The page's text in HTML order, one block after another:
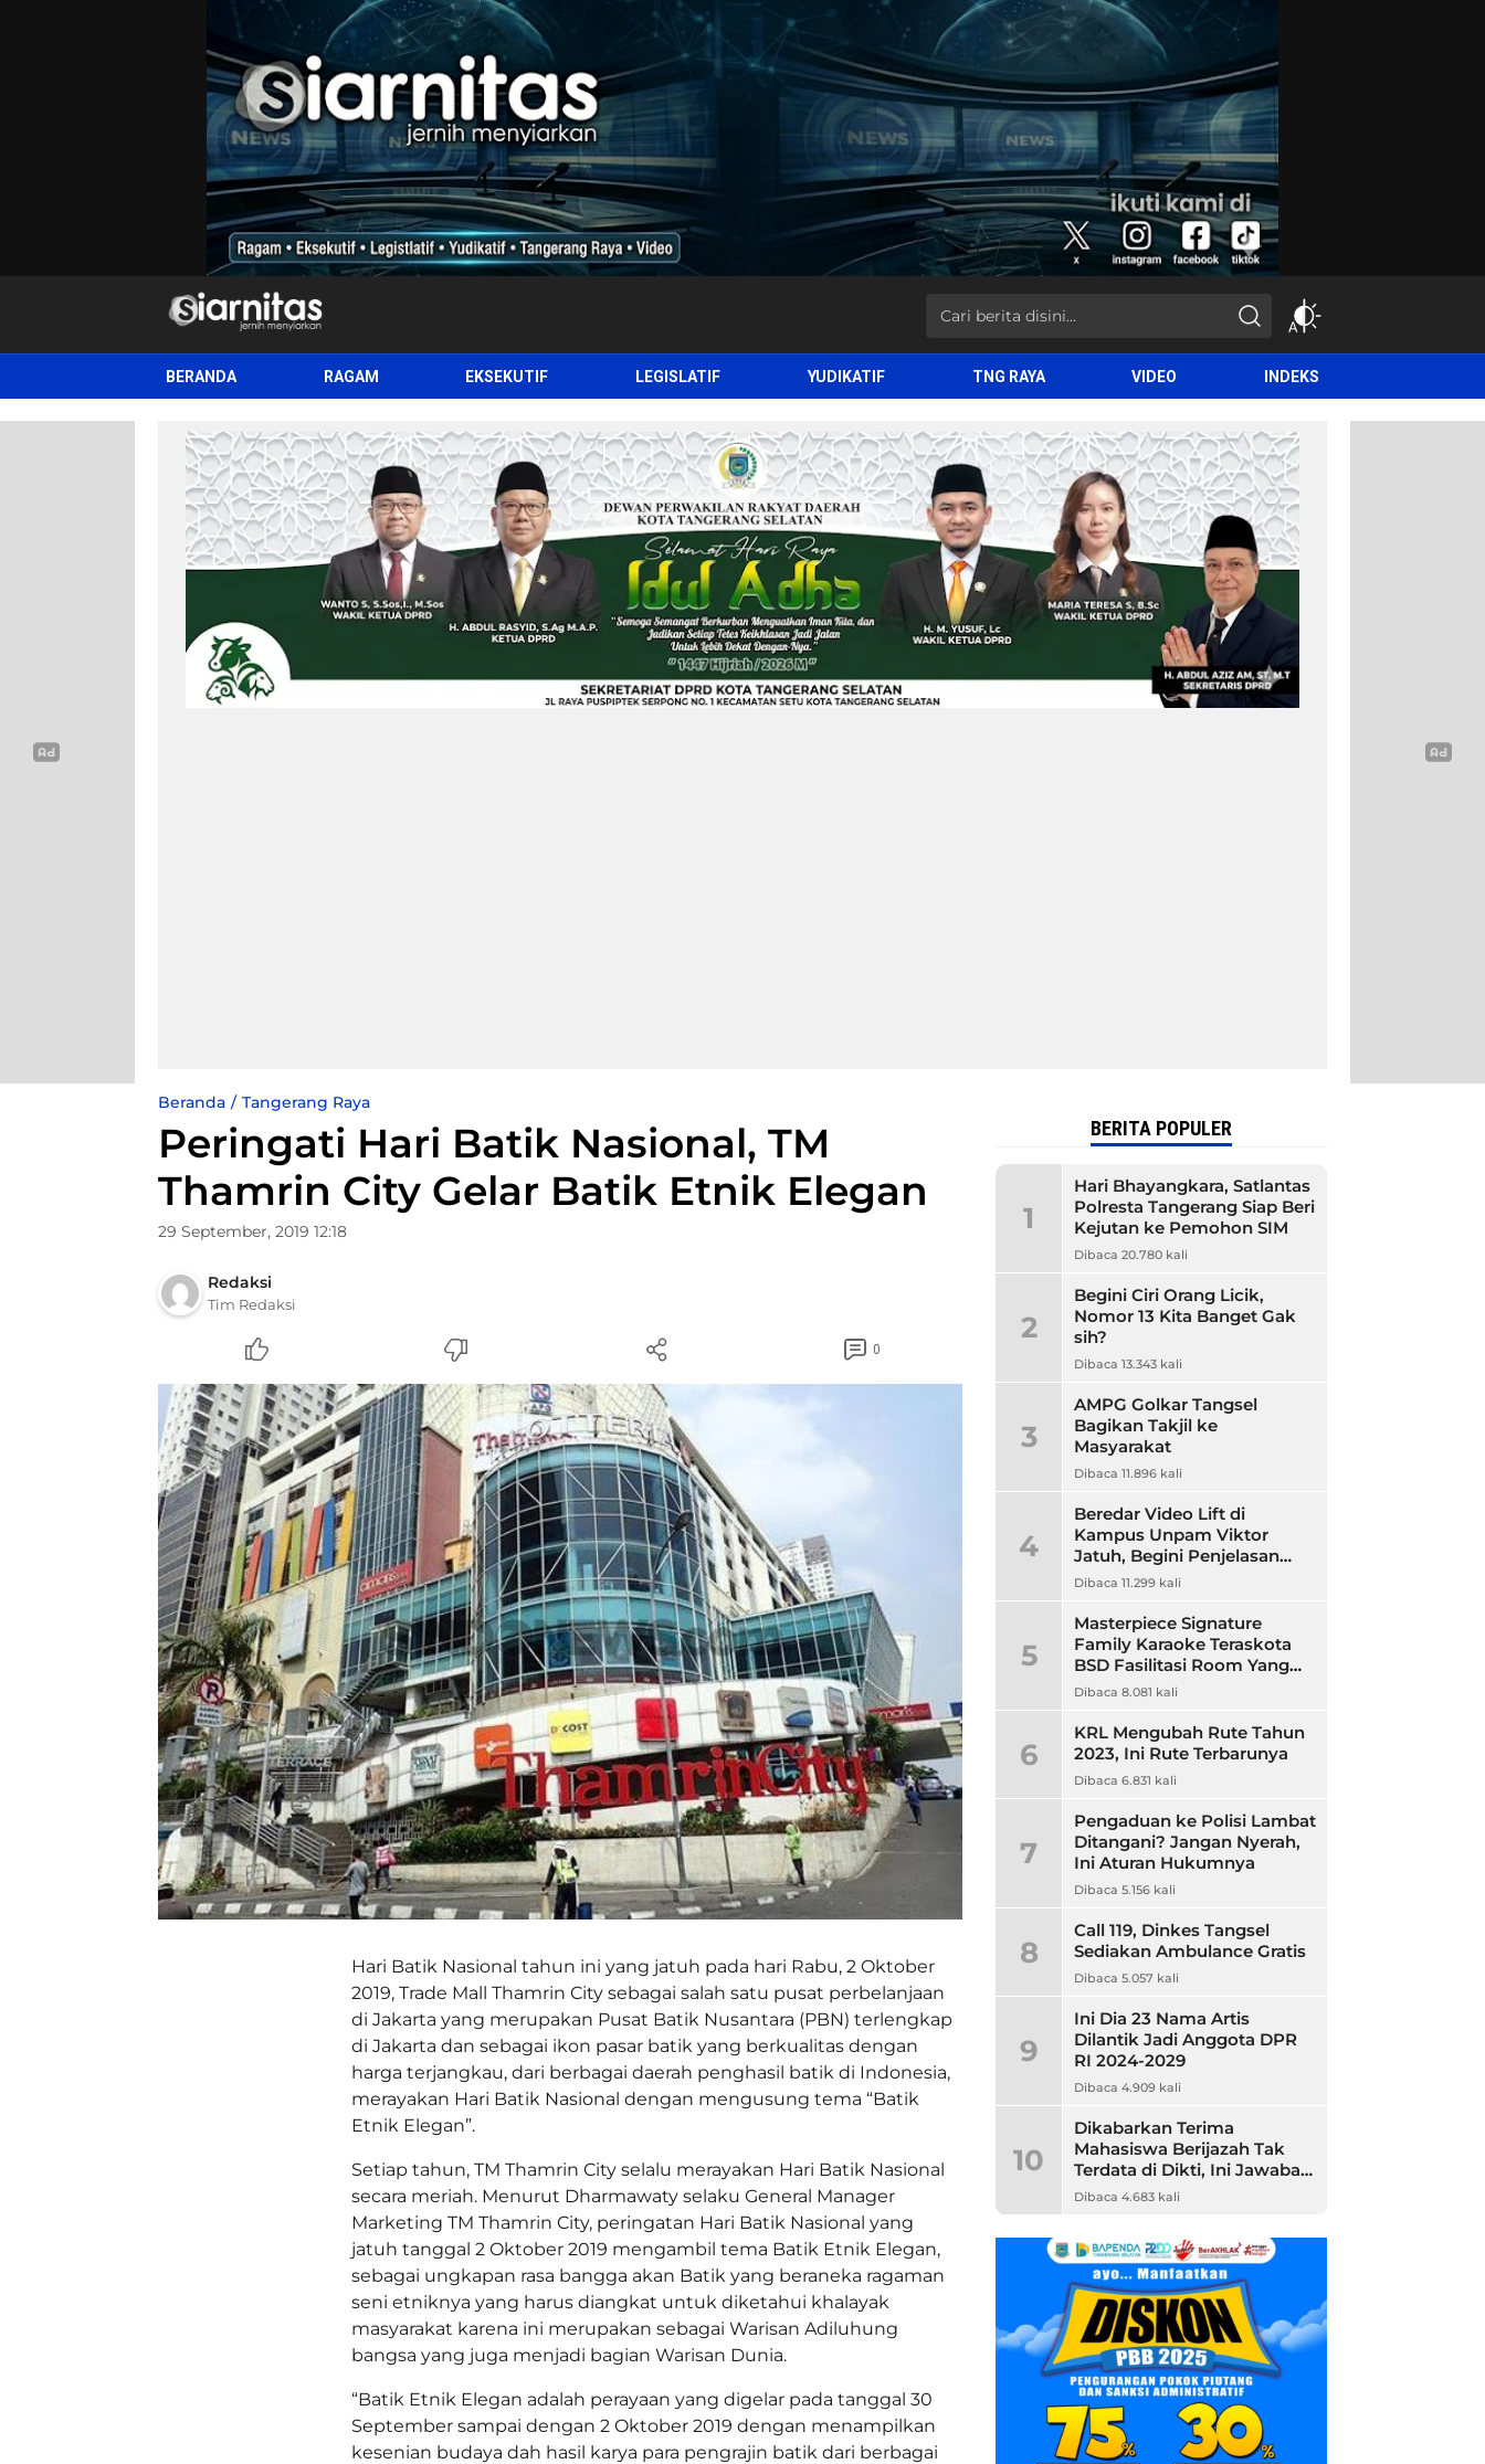
siarnitas
Jernih Menyiarkan
BERANDA RAGAM EKSEKUTIF LEGISLATIF YUDIKATIF TNG RAYA VIDEO INDEKS
Beranda Tangerang Raya
Peringati Hari Batik Nasional, TM
Thamrin City Gelar Batik Etnik Elegan
29 September, 2019 12:18
Redaksi
Tim Redaksi
0
Hari Batik Nasional tahun ini yang jatuh pada hari Rabu, 2 Oktober
2019, Trade Mall Thamrin City sebagai salah satu pusat perbelanjaan
di Jakarta yang merupakan Pusat Batik Nusantara (PBN) terlengkap
di Jakarta dan sebagai ikon pasar batik yang berkualitas dengan
harga terjangkau, dari berbagai daerah penghasil batik di Indonesia,
merayakan Hari Batik Nasional dengan mengusung tema “Batik
Etnik Elegan”.
Setiap tahun, TM Thamrin City selalu merayakan Hari Batik Nasional
secara meriah. Menurut Dharmawaty selaku General Manager
Marketing TM Thamrin City, peringatan Hari Batik Nasional yang
jatuh tanggal 2 Oktober 2019 mengambil tema Batik Etnik Elegan,
sebagai ungkapan rasa bangga akan Batik yang beraneka ragaman
seni etniknya yang harus diangkat untuk diketahui khalayak
masyarakat karena ini merupakan sebagai Warisan Adiluhung
bangsa yang juga menjadi bagian Warisan Dunia.
“Batik Etnik Elegan adalah perayaan yang digelar pada tanggal 30
September sampai dengan 2 Oktober 2019 dengan menampilkan
kesenian budaya dah hasil karya para pengrajin batik dari berbagai
BERITA POPULER
1
Hari Bhayangkara, Satlantas
Polresta Tangerang Siap Beri
Kejutan ke Pemohon SIM
Dibaca 20.780 kali
2
Begini Ciri Orang Licik,
Nomor 13 Kita Banget Gak
sih?
Dibaca 13.343 kali
3
AMPG Golkar Tangsel
Bagikan Takjil ke
Masyarakat
Dibaca 11.896 kali
4
Beredar Video Lift di
Kampus Unpam Viktor
Jatuh, Begini Penjelasan
Rektor Unpam
Dibaca 11.299 kali
5
Masterpiece Signature
Family Karaoke Teraskota
BSD Fasilitasi Room Yang
Nyaman dan Harga
Dibaca 8.081 kali
6
KRL Mengubah Rute Tahun
2023, Ini Rute Terbarunya
Dibaca 6.831 kali
7
Pengaduan ke Polisi Lambat
Ditangani? Jangan Nyerah,
Ini Aturan Hukumnya
Dibaca 5.156 kali
8
Call 119, Dinkes Tangsel
Sediakan Ambulance Gratis
Dibaca 5.057 kali
9
Ini Dia 23 Nama Artis
Dilantik Jadi Anggota DPR
RI 2024-2029
Dibaca 4.909 kali
10
Dikabarkan Terima
Mahasiswa Berijazah Tak
Terdata di Dikti, Ini Jawaban
Unpam
Dibaca 4.683 kali